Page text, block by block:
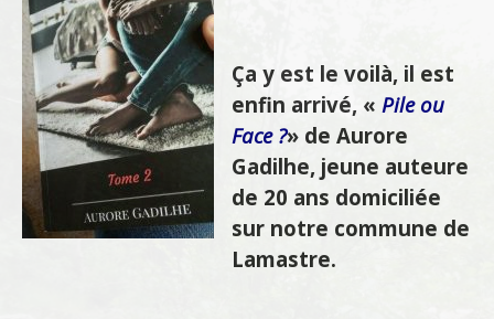
Ça y est le voilà, il est
enfin arrivé, « Pile ou
Face ?» de Aurore
Gadilhe, jeune auteure
de 20 ans domiciliée
sur notre commune de
Lamastre.